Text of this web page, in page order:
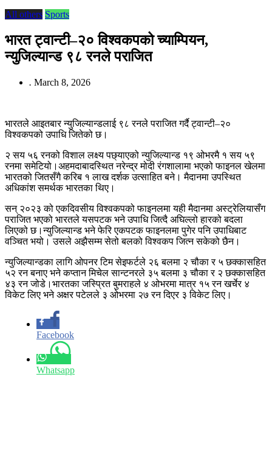
All others Sports
भारत ट्वान्टी–२० विश्वकपको च्याम्पियन,
न्युजिल्यान्ड ९८ रनले पराजित
. March 8, 2026
भारतले आइतबार न्युजिल्यान्डलाई ९८ रनले पराजित गर्दै ट्वान्टी–२०
विश्वकपको उपाधि जितेको छ।
२ सय ५६ रनको विशाल लक्ष्य पछ्याएको न्युजिल्यान्ड १९ ओभरमै १ सय ५९
रनमा समेटियो।अहमदाबादस्थित नरेन्द्र मोदी रंगशालामा भएको फाइनल खेलमा
भारतको जितसँगै करिब १ लाख दर्शक उत्साहित बने। मैदानमा उपस्थित
अधिकांश समर्थक भारतका थिए।
सन् २०२३ को एकदिवसीय विश्वकपको फाइनलमा यही मैदानमा अस्ट्रेलियासँग
पराजित भएको भारतले यसपटक भने उपाधि जित्दै अघिल्लो हारको बदला
लिएको छ।न्युजिल्यान्ड भने फेरि एकपटक फाइनलमा पुगेर पनि उपाधिबाट
वञ्चित भयो। उसले अझैसम्म सेतो बलको विश्वकप जित्न सकेको छैन।
न्युजिल्यान्डका लागि ओपनर टिम सेइफर्टले २६ बलमा २ चौका र ५ छक्कासहित
५२ रन बनाए भने कप्तान मिचेल सान्टनरले ३५ बलमा ३ चौका र २ छक्कासहित
४३ रन जोडे।भारतका जस्प्रित बुमराहले ४ ओभरमा मात्र १५ रन खर्चेर ४
विकेट लिए भने अक्षर पटेलले ३ ओभरमा २७ रन दिएर ३ विकेट लिए।
Facebook
Whatsapp